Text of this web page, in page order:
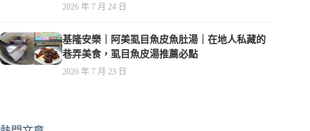
2026 年 7 月 24 日
基隆安樂｜阿美虱目魚皮魚肚湯｜在地人私藏的
巷弄美食，虱目魚皮湯推薦必點
2026 年 7 月 23 日